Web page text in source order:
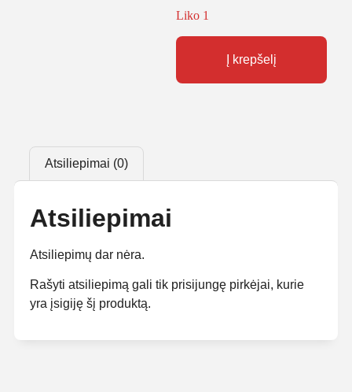
Liko 1
Į krepšelį
Atsiliepimai (0)
Atsiliepimai
Atsiliepimų dar nėra.
Rašyti atsiliepimą gali tik prisijungę pirkėjai, kurie
yra įsigiję šį produktą.